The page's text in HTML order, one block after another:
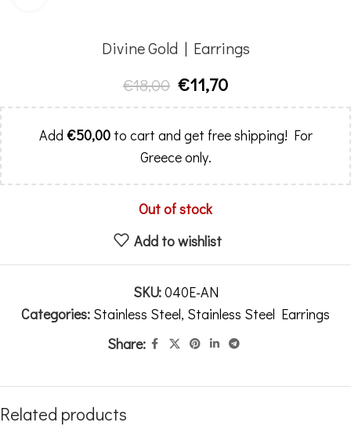
Divine Gold | Earrings
€18,00 €11,70
Add €50,00to cart and get free shipping! For
Greece only.
Out of stock
Add to wishlist
SKU:040E-AN
Categories: Stainless Steel, Stainless Steel Earrings
Share:
Related products